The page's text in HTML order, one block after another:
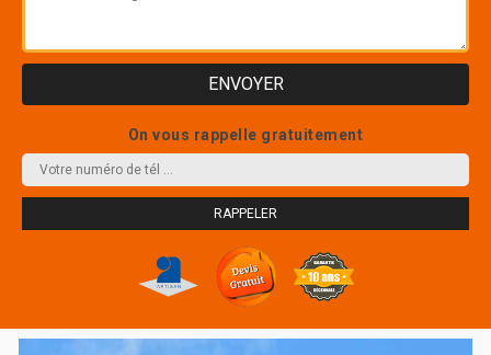
On vous rappelle gratuitement